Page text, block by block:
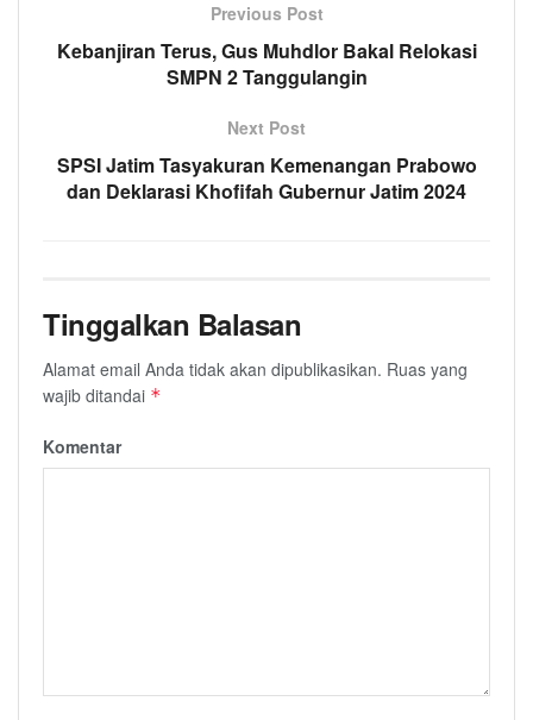
Previous Post
Kebanjiran Terus, Gus Muhdlor Bakal Relokasi
SMPN 2 Tanggulangin
Next Post
SPSI Jatim Tasyakuran Kemenangan Prabowo
dan Deklarasi Khofifah Gubernur Jatim 2024
Tinggalkan Balasan
Alamat email Anda tidak akan dipublikasikan. Ruas yang
wajib ditandai *
Komentar